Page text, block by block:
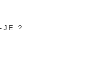
JE ?